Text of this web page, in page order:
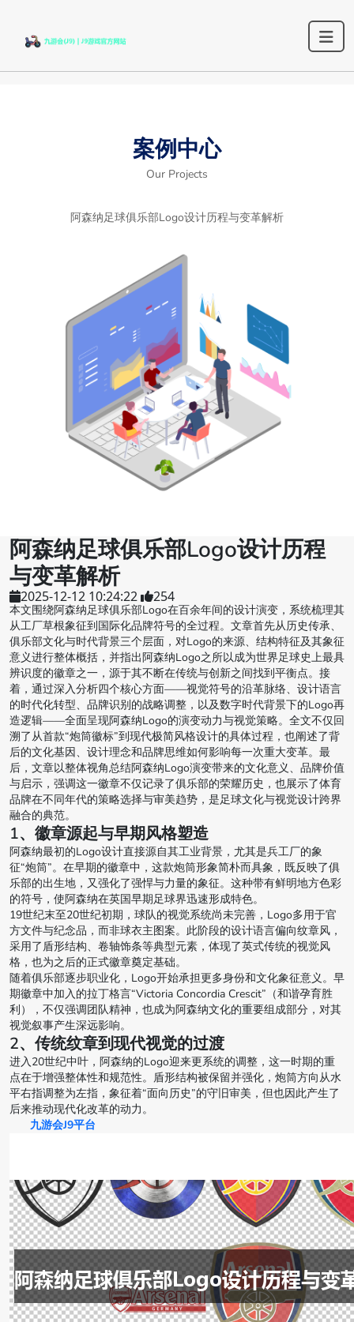
案例中心
Our Projects
阿森纳足球俱乐部Logo设计历程与变革解析
阿森纳足球俱乐部Logo设计历程
与变革解析
2025-12-12 10:24:22 254
本文围绕阿森纳足球俱乐部Logo在百余年间的设计演变，系统梳理其
从工厂草根象征到国际化品牌符号的全过程。文章首先从历史传承、
俱乐部文化与时代背景三个层面，对Logo的来源、结构特征及其象征
意义进行整体概括，并指出阿森纳Logo之所以成为世界足球史上最具
辨识度的徽章之一，源于其不断在传统与创新之间找到平衡点。接
着，通过深入分析四个核心方面——视觉符号的沿革脉络、设计语言
的时代化转型、品牌识别的战略调整，以及数字时代背景下的Logo再
造逻辑——全面呈现阿森纳Logo的演变动力与视觉策略。全文不仅回
溯了从首款“炮筒徽标”到现代极简风格设计的具体过程，也阐述了背
后的文化基因、设计理念和品牌思维如何影响每一次重大变革。最
后，文章以整体视角总结阿森纳Logo演变带来的文化意义、品牌价值
与启示，强调这一徽章不仅记录了俱乐部的荣耀历史，也展示了体育
品牌在不同年代的策略选择与审美趋势，是足球文化与视觉设计跨界
融合的典范。
1、徽章源起与早期风格塑造
阿森纳最初的Logo设计直接源自其工业背景，尤其是兵工厂的象
征“炮筒”。在早期的徽章中，这款炮筒形象简朴而具象，既反映了俱
乐部的出生地，又强化了强悍与力量的象征。这种带有鲜明地方色彩
的符号，使阿森纳在英国早期足球界迅速形成特色。
19世纪末至20世纪初期，球队的视觉系统尚未完善，Logo多用于官
方文件与纪念品，而非球衣主图案。此阶段的设计语言偏向纹章风，
采用了盾形结构、卷轴饰条等典型元素，体现了英式传统的视觉风
格，也为之后的正式徽章奠定基础。
随着俱乐部逐步职业化，Logo开始承担更多身份和文化象征意义。早
期徽章中加入的拉丁格言“Victoria Concordia Crescit”（和谐孕育胜
利），不仅强调团队精神，也成为阿森纳文化的重要组成部分，对其
视觉叙事产生深远影响。
2、传统纹章到现代视觉的过渡
进入20世纪中叶，阿森纳的Logo迎来更系统的调整，这一时期的重
点在于增强整体性和规范性。盾形结构被保留并强化，炮筒方向从水
平右指调整为左指，象征着“面向历史”的守旧审美，但也因此产生了
后来推动现代化改革的动力。
九游会J9平台